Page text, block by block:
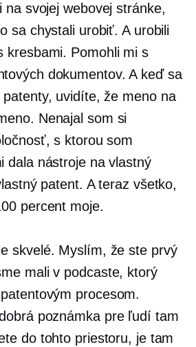
na svojej webovej stránke,
sa chystali urobiť. A urobili
kresbami. Pomohli mi s
dokumentov. A keď sa
uvidíte, že meno na
Nenajal som si
s ktorou som
dala nástroje na vlastný
patent. A teraz všetko,
percent moje.
skvelé. Myslím, že ste prvý
mali v podcaste, ktorý
procesom.
poznámka pre ľudí tam
do tohto priestoru, je tam